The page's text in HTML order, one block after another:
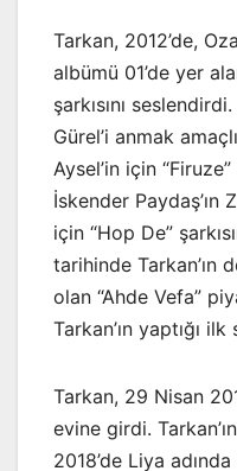
Tarkan, 2012’de,
albümü 01’de yer
şarkısını
Gürel’i anmak
Aysel’in için
İskender Paydaş’ın
için “Hop De”
tarihinde Tarkan’ın
olan “Ahde Vefa”
Tarkan’ın yaptığı
Tarkan, 29 Nisan
evine girdi.
2018’de Liya